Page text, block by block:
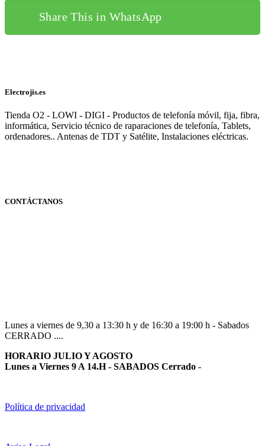
Share This in WhatsApp
Electrojis.es
Tienda O2 - LOWI - DIGI - Productos de telefonía móvil, fija, fibra,
informática, Servicio técnico de raparaciones de telefonía, Tablets,
ordenadores.. Antenas de TDT y Satélite, Instalaciones eléctricas.
CONTÁCTANOS
Lunes a viernes de 9,30 a 13:30 h y de 16:30 a 19:00 h - Sabados
CERRADO ....
HORARIO JULIO Y AGOSTO
Lunes a Viernes 9 A 14.H - SABADOS Cerrado -
Política de privacidad